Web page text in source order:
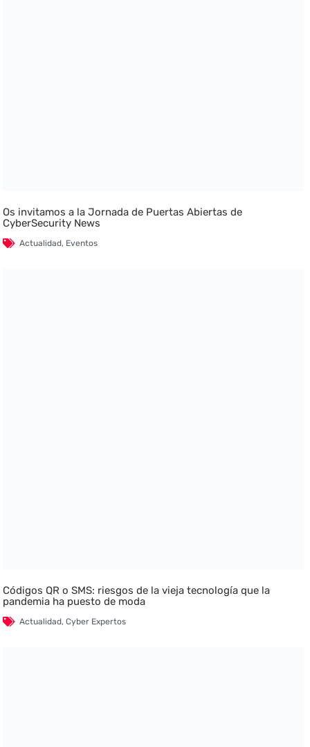
Os invitamos a la Jornada de Puertas Abiertas de
CyberSecurity News
Actualidad, Eventos
Códigos QR o SMS: riesgos de la vieja tecnología que la
pandemia ha puesto de moda
Actualidad,Cyber Expertos